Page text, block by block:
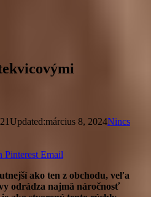
Updated:március 8, 2024Nincs
Pinterest Email
ako ten z obchodu, veľa
odrádza najmä náročnosť